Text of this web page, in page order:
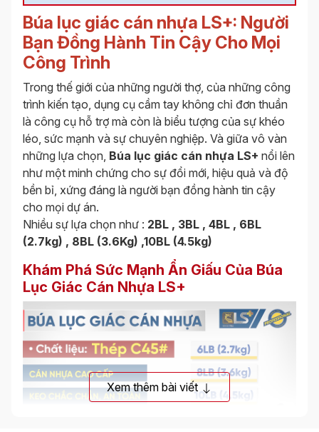
Búa lục giác cán nhựa LS+: Người
Bạn Đồng Hành Tin Cậy Cho Mọi
Công Trình
Trong thế giới của những người thợ, của những công
trình kiến tạo, dụng cụ cầm tay không chỉ đơn thuần
là công cụ hỗ trợ mà còn là biểu tượng của sự khéo
léo, sức mạnh và sự chuyên nghiệp. Và giữa vô vàn
những lựa chọn, Búa lục giác cán nhựa LS+ nổi lên
như một minh chứng cho sự đổi mới, hiệu quả và độ
bền bỉ, xứng đáng là người bạn đồng hành tin cậy
cho mọi dự án.
Nhiều sự lựa chọn như : 2BL , 3BL , 4BL , 6BL
(2.7kg) , 8BL (3.6Kg) ,10BL (4.5kg)
Khám Phá Sức Mạnh Ẩn Giấu Của Búa
Lục Giác Cán Nhựa LS+
Xem thêm bài viết